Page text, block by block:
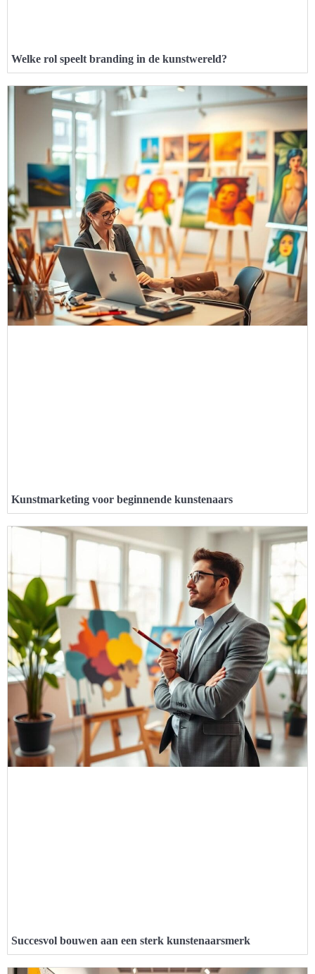
Welke rol speelt branding in de kunstwereld?
Kunstmarketing voor beginnende kunstenaars
Succesvol bouwen aan een sterk kunstenaarsmerk